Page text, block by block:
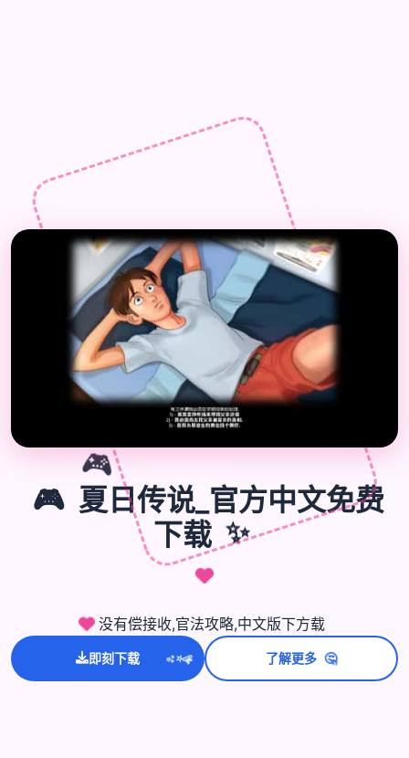
🎮
🎮 夏日传说_官方中文免费
下载 ✨
没有偿接收,官法攻略,中文版下方载
即刻下载 ✨
⭐💫 了解更多 🤔